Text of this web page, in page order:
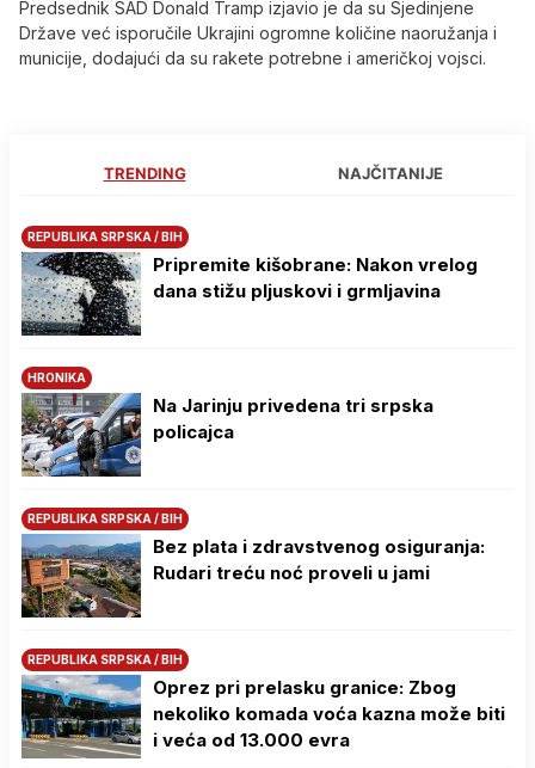
Predsednik SAD Donald Tramp izjavio je da su Sjedinjene
Države već isporučile Ukrajini ogromne količine naoružanja i
municije, dodajući da su rakete potrebne i američkoj vojsci.
TRENDING NAJČITANIJE
REPUBLIKA SRPSKA / BIH
Pripremite kišobrane: Nakon vrelog
dana stižu pljuskovi i grmljavina
HRONIKA
Na Јarinju privedena tri srpska
policajca
REPUBLIKA SRPSKA / BIH
Bez plata i zdravstvenog osiguranja:
Rudari treću noć proveli u jami
REPUBLIKA SRPSKA / BIH
Oprez pri prelasku granice: Zbog
nekoliko komada voća kazna može biti
i veća od 13.000 evra